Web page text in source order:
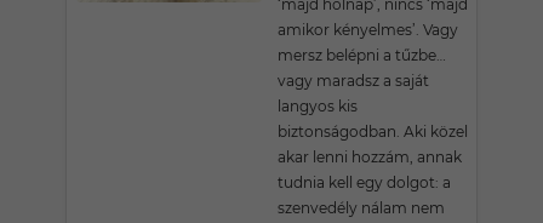
‘majd holnap’, nincs ‘majd
amikor kényelmes’. Vagy
mersz belépni a tűzbe…
vagy maradsz a saját
langyos kis
biztonságodban. Aki közel
akar lenni hozzám, annak
tudnia kell egy dolgot: a
szenvedély nálam nem